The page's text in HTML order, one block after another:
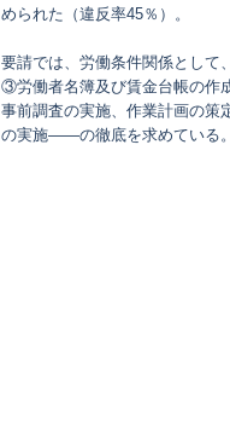
められた（違反率45％）。
要請では、労働条件関係として
③労働者名簿及び賃金台帳の作
事前調査の実施、作業計画の
の実施――の徹底を求めている。